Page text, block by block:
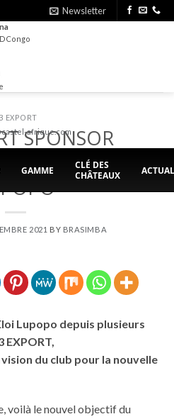
Newsletter
afrique.com
GAMME
CLÉ DES
CHÂTEAUX
EXPORT
SPONSOR
SAINT ELOI
2021 BY BRASIMBA
Lupopo depuis plusieurs
EXPORT,
du club pour la nouvelle
voilà le nouvel objectif du